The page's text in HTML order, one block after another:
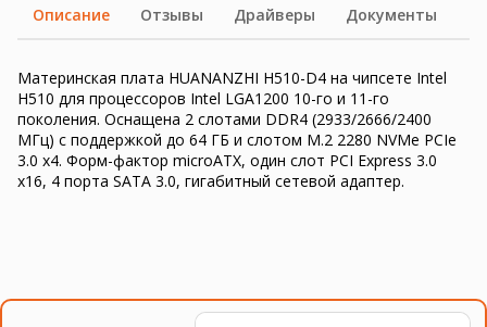
Описание Отзывы Драйверы Документы
Материнская плата HUANANZHI H510-D4 на чипсете Intel
H510 для процессоров Intel LGA1200 10-го и 11-го
поколения. Оснащена 2 слотами DDR4 (2933/2666/2400
МГц) с поддержкой до 64 ГБ и слотом M.2 2280 NVMe PCIe
3.0 x4. Форм-фактор microATX, один слот PCI Express 3.0
x16, 4 порта SATA 3.0, гигабитный сетевой адаптер.